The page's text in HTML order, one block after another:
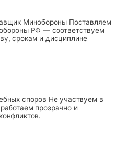
Минобороны Поставляем
РФ — соответствуем
срокам и дисциплине
споров Не участвуем в
прозрачно и